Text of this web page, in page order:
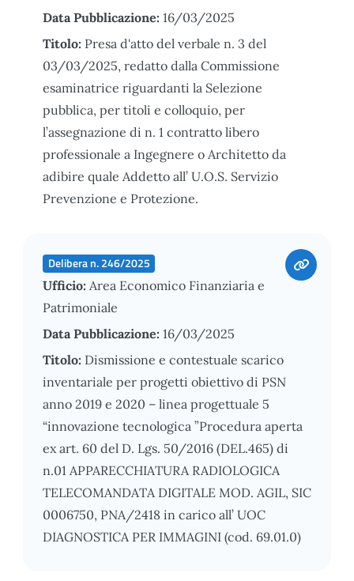
Data Pubblicazione: 16/03/2025
Titolo: Presa d'atto del verbale n. 3 del
03/03/2025, redatto dalla Commissione
esaminatrice riguardanti la Selezione
pubblica, per titoli e colloquio, per
l’assegnazione di n. 1 contratto libero
professionale a Ingegnere o Architetto da
adibire quale Addetto all’ U.O.S. Servizio
Prevenzione e Protezione.
Delibera n. 246/2025
Ufficio: Area Economico Finanziaria e
Patrimoniale
Data Pubblicazione: 16/03/2025
Titolo: Dismissione e contestuale scarico
inventariale per progetti obiettivo di PSN
anno 2019 e 2020 – linea progettuale 5
“innovazione tecnologica ”Procedura aperta
ex art. 60 del D. Lgs. 50/2016 (DEL.465) di
n.01 APPARECCHIATURA RADIOLOGICA
TELECOMANDATA DIGITALE MOD. AGIL, SIC
0006750, PNA/2418 in carico all’ UOC
DIAGNOSTICA PER IMMAGINI (cod. 69.01.0)